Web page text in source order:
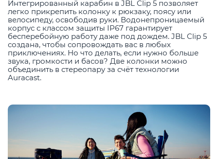
Интегрированный карабин в JBL Clip 5 позволяет
легко прикрепить колонку к рюкзаку, поясу или
велосипеду, освободив руки. Водонепроницаемый
корпус с классом защиты IP67 гарантирует
бесперебойную работу даже под дождем. JBL Clip 5
создана, чтобы сопровождать вас в любых
приключениях. Но что делать, если нужно больше
звука, громкости и басов? Две колонки можно
объединить в стереопару за счёт технологии
Auracast.